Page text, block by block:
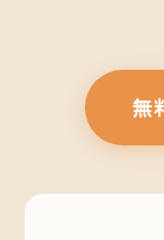
無